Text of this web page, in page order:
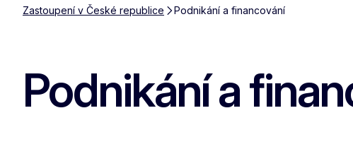
Zastoupení v České republice Podnikání a financování
Podnikání a